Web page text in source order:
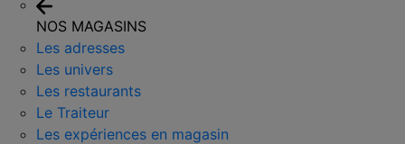
NOS MAGASINS
Les adresses
Les univers
Les restaurants
Le Traiteur
Les expériences en magasin